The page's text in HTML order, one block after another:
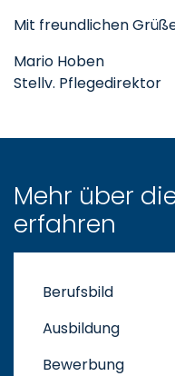
Mit freundlichen
Mario Hoben
Stellv. Pflegedirektor
Mehr über
erfahren
Berufsbild
Ausbildung
Bewerbung